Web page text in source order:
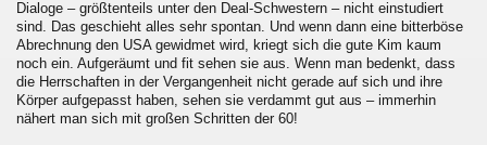
Dialoge – größtenteils unter den Deal-Schwestern – nicht einstudiert
sind. Das geschieht alles sehr spontan. Und wenn dann eine bitterböse
Abrechnung den USA gewidmet wird, kriegt sich die gute Kim kaum
noch ein. Aufgeräumt und fit sehen sie aus. Wenn man bedenkt, dass
die Herrschaften in der Vergangenheit nicht gerade auf sich und ihre
Körper aufgepasst haben, sehen sie verdammt gut aus – immerhin
nähert man sich mit großen Schritten der 60!